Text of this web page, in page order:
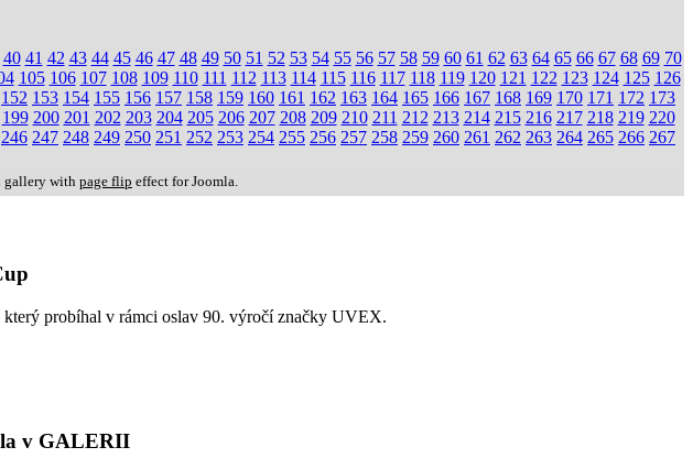
40 41 42 43 44 45 46 47 48 49 50 51 52 53 54 55 56 57 58 59 60 61 62 63 64 65 66 67 68 69 70
105 106 107 108 109 110 111 112 113 114 115 116 117 118 119 120 121 122 123 124 125 126
152 153 154 155 156 157 158 159 160 161 162 163 164 165 166 167 168 169 170 171 172 173
199 200 201 202 203 204 205 206 207 208 209 210 211 212 213 214 215 216 217 218 219 220
246 247 248 249 250 251 252 253 254 255 256 257 258 259 260 261 262 263 264 265 266 267
gallery withpage flip effect for Joomla.
probíhal v rámci oslav 90. výročí značky UVEX.
v GALERII